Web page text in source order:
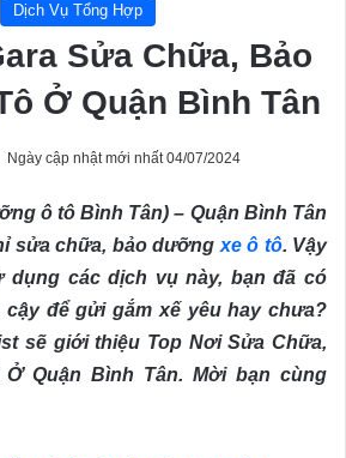
Dịch Vụ Tổng Hợp
Sửa Chữa, Bảo
Ở Quận Bình Tân
Ngày cập nhật mới nhất 04/07/2024
ô tô Bình Tân) – Quận Bình Tân
sửa chữa, bảo dưỡng xe ô tô. Vậy
dụng các dịch vụ này, bạn đã có
để gửi gắm xế yêu hay chưa?
sẽ giới thiệu Top Nơi Sửa Chữa,
Quận Bình Tân. Mời bạn cùng